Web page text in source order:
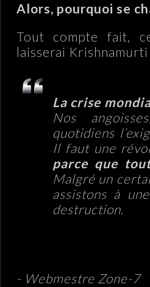
Alors, pourquoi se
Tout compte fait,
laisserai Krishnamurti
La crise
Nos
quotidiens
Il faut une
parce que
Malgré un
assistons à
destruction.
- Webmestre Zone-7